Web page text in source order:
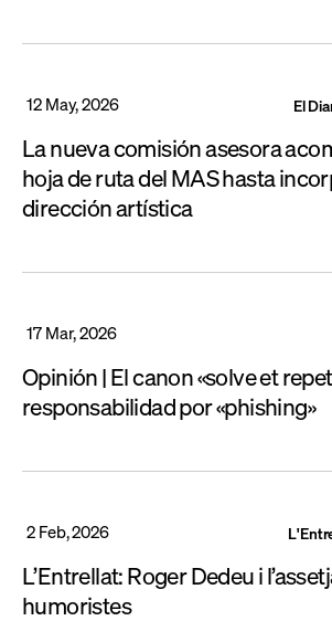
12 May, 2026 El
La nueva comisión asesora
hoja de ruta del MAS hasta
dirección artística
17 Mar, 2026
Opinión | El canon «solve et
responsabilidad por «phishing»
2 Feb, 2026
L’Entrellat: Roger Dedeu i
humoristes